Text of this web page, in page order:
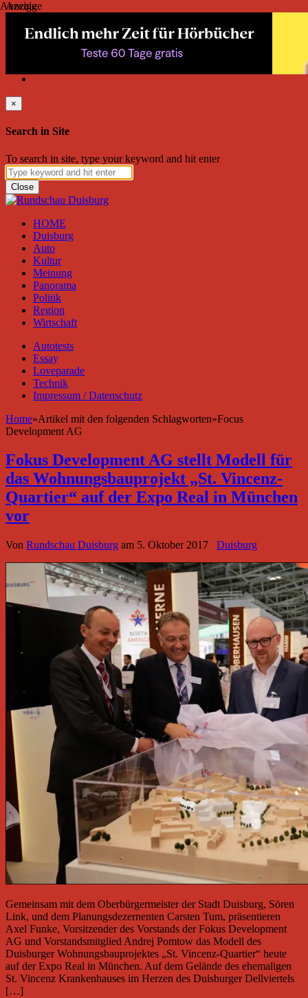
Freitag, August 07, 2026
Friend on Facebook Follow on Twitter
×
Search in Site
To search in site, type your keyword and hit enter
Close
HOME
Duisburg
Auto
Kultur
Meinung
Panorama
Politik
Region
Wirtschaft
Autotests
Essay
Loveparade
Technik
Impressum / Datenschutz
Home»Artikel mit den folgenden Schlagworten»Focus
Development AG
Fokus Development AG stellt Modell für
das Wohnungsbauprojekt „St. Vincenz-
Quartier“ auf der Expo Real in München
vor
Von Rundschau Duisburg am 5. Oktober 2017 Duisburg
Gemeinsam mit dem Oberbürgermeister der Stadt Duisburg, Sören
Link, und dem Planungsdezernenten Carsten Tum, präsentieren
Axel Funke, Vorsitzender des Vorstands der Fokus Development
AG und Vorstandsmitglied Andrej Pomtow das Modell des
Duisburger Wohnungsbauprojektes „St. Vincenz-Quartier“ heute
auf der Expo Real in München. Auf dem Gelände des ehemaligen
St. Vincenz Krankenhauses im Herzen des Duisburger Dellviertels
[…]
Anzeige
Anzeige